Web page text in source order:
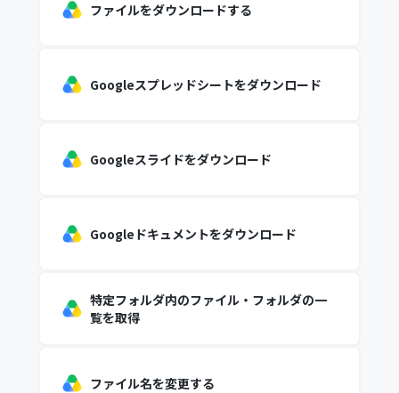
ファイルをダウンロードする
Googleスプレッドシートをダウンロード
Googleスライドをダウンロード
Googleドキュメントをダウンロード
特定フォルダ内のファイル・フォルダの一
覧を取得
ファイル名を変更する